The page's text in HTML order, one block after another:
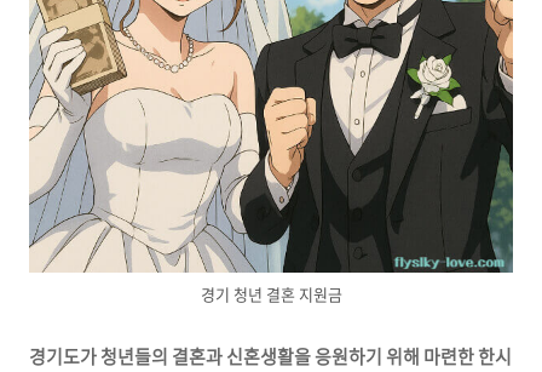
경기 청년 결혼 지원금
경기도가 청년들의 결혼과 신혼생활을 응원하기 위해 마련한 한시